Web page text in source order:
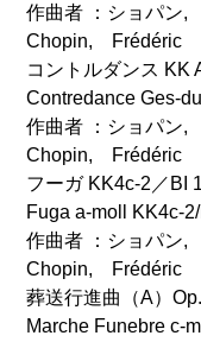
作曲者 ：ショパン
Chopin, Frédéric
コントルダンス KK
Contredance Ges-
作曲者 ：ショパン
Chopin, Frédéric
フーガ KK4c-2／BI
Fuga a-moll KK4c-
作曲者 ：ショパン
Chopin, Frédéric
葬送行進曲（A）
Marche Funebre c-